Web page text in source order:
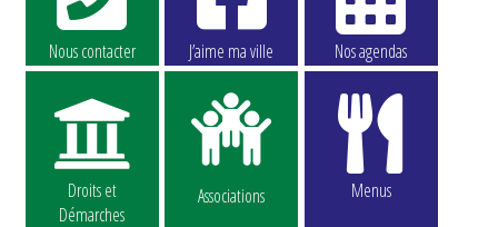
Nous contacter J’aime ma ville Nos agendas
Droits et
Démarches
Associations Menus